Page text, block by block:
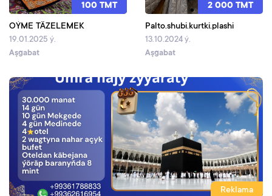
100 TMT
OÝME TÄZELEMEK
19.01.2025 ý.
Aşgabat
2 000 TMT
Palto.shubi.kurtki.plashi
13.10.2024 ý.
Aşgabat
Reklama